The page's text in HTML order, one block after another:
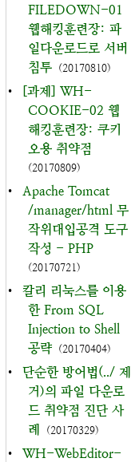
FILEDOWN-01
웹해킹훈련장: 파
일다운로드로 서버
침투 (20170810)
•
[과제] WH-
COOKIE-02 웹
해킹훈련장: 쿠키
오용 취약점
(20170809)
•
Apache Tomcat
/manager/html 무
작위대입공격 도구
작성 - PHP
(20170721)
•
칼리 리눅스를 이용
한 From SQL
Injection to Shell
공략 (20170404)
•
단순한 방어법(../ 제
거)의 파일 다운로
드 취약점 진단 사
례
(20170329)
•
WH-WebEditor-